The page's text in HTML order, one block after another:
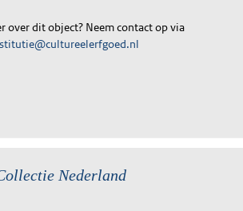
over dit object? Neem contact op via
Nederland